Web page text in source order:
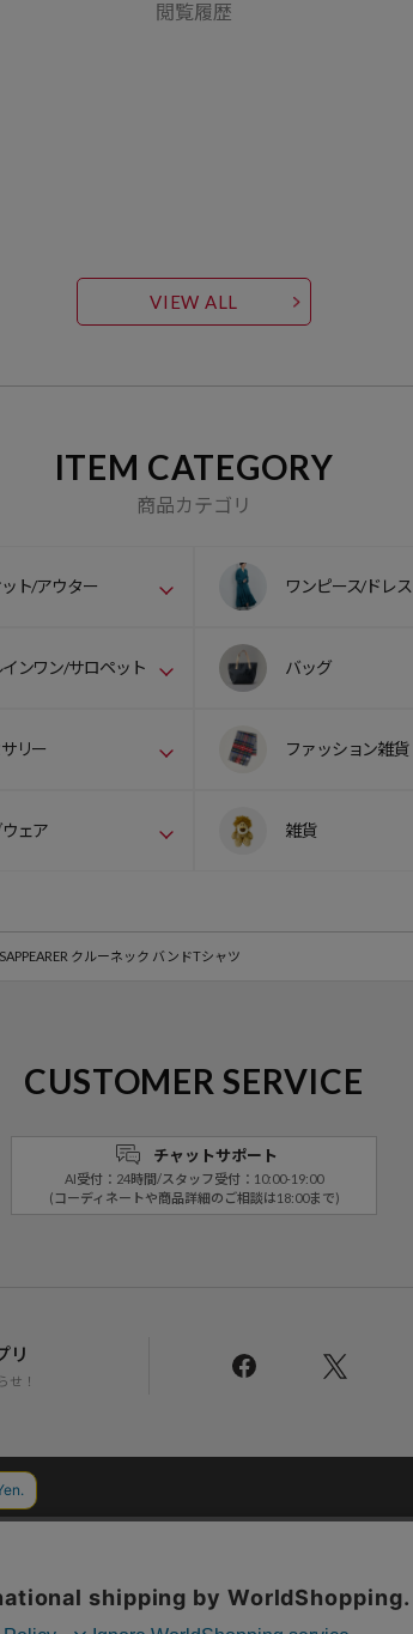
閲覧履歴
VIEW ALL
ITEM CATEGORY
商品カテゴリ
ト/アウター ワンピース/ドレス
ンワン/サロペット バッグ
リー ファッション雑貨
ェア 雑貨
クルーネック バンドTシャツ
CUSTOMER SERVICE
チャットサポート
AI受付：24時間/スタッフ受付：10:00-19:00
(コーディネートや商品詳細のご相談は18:00まで)
リ
せ！